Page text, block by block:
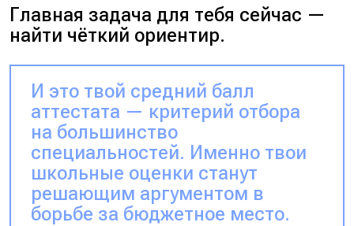
Главная задача для тебя сейчас —
найти чёткий ориентир.
И это твой средний балл
аттестата — критерий отбора
на большинство
специальностей. Именно твои
школьные оценки станут
решающим аргументом в
борьбе за бюджетное место.